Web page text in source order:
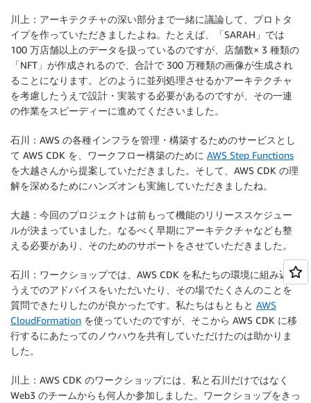
川上：アーキテクチャの深い部分まで一緒に議論して、プロトタ
イプを作っていただきましたよね。たとえば、「SARAH」では
100 万店舗以上のデータを扱っているのですが、店舗数× 3 種類の
「NFT」が作成されるので、合計で 300 万種類の画像が生成され
ることになります。どのように並列処理させるかアーキテクチャ
を考慮したうえで設計・実装する必要があるのですが、その一連
の作業をスピーディーに進めてくださいました。
石川：AWS の各種インフラを管理・構築するためのサービスとし
て AWS CDK を、ワークフロー構築のために AWS Step Functions
を大越さんから提案していただきました。そして、AWS CDK の理
解を深めるためにハンズオンも実施していただきましたね。
大越：今回のプロジェクトは前もって機能のリリーススケジュー
ルが決まっていました。なるべく早期にアーキテクチャなども整
える必要があり、そのためのサポートをさせていただきました。
石川：ワークショップでは、AWS CDK を私たちの環境に組み込む
うえでのアドバイスをいただいたり、その場でたくさんのことを
質問できたりしたのが良かったです。私たちはもともと AWS
CloudFormation を使っていたのですが、そこから AWS CDK に移
行するにあたってのノウハウを共有していただけたのは助かりま
した。
川上：AWS CDK のワークショップには、私と石川だけではなく
Web3 のチームからも何人か参加しました。ワークショップをきっ